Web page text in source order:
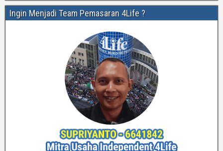
Ingin Menjadi Team Pemasaran 4Life ?